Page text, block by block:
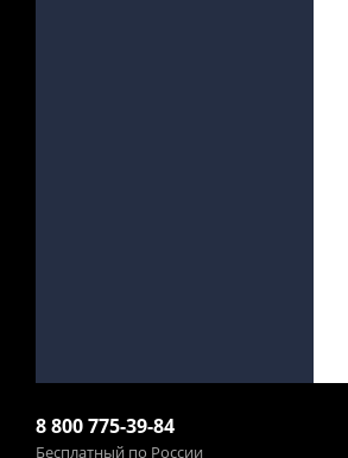
8 800 775-39-84
Бесплатный по России